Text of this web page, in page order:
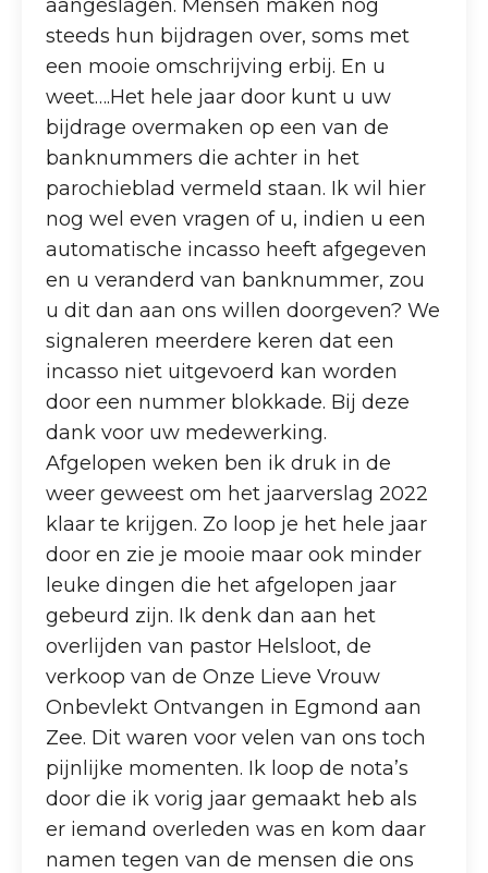
aangeslagen. Mensen maken nog
steeds hun bijdragen over, soms met
een mooie omschrijving erbij. En u
weet….Het hele jaar door kunt u uw
bijdrage overmaken op een van de
banknummers die achter in het
parochieblad vermeld staan. Ik wil hier
nog wel even vragen of u, indien u een
automatische incasso heeft afgegeven
en u veranderd van banknummer, zou
u dit dan aan ons willen doorgeven? We
signaleren meerdere keren dat een
incasso niet uitgevoerd kan worden
door een nummer blokkade. Bij deze
dank voor uw medewerking.
Afgelopen weken ben ik druk in de
weer geweest om het jaarverslag 2022
klaar te krijgen. Zo loop je het hele jaar
door en zie je mooie maar ook minder
leuke dingen die het afgelopen jaar
gebeurd zijn. Ik denk dan aan het
overlijden van pastor Helsloot, de
verkoop van de Onze Lieve Vrouw
Onbevlekt Ontvangen in Egmond aan
Zee. Dit waren voor velen van ons toch
pijnlijke momenten. Ik loop de nota’s
door die ik vorig jaar gemaakt heb als
er iemand overleden was en kom daar
namen tegen van de mensen die ons